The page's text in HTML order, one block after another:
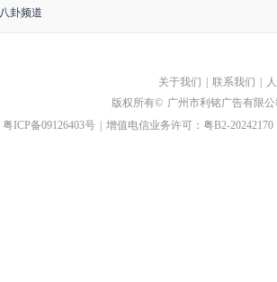
八卦频道
关于我们 联系我们
版权所有© 广州市利铭广告有限
粤ICP备09126403号 | 增值电信业务许可：粤B2-20242170